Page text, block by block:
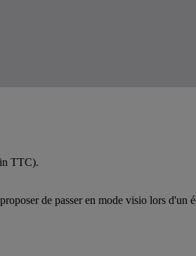
TTC).
de passer en mode visio lors d'un